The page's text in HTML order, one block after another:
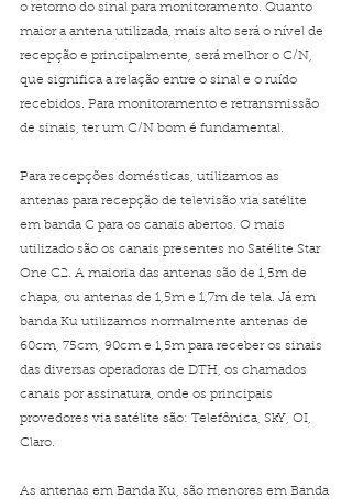
o retorno do sinal para monitoramento. Quanto
maior a antena utilizada, mais alto será o nível de
recepção e principalmente, será melhor o C/N,
que significa a relação entre o sinal e o ruído
recebidos. Para monitoramento e retransmissão
de sinais, ter um C/N bom é fundamental.
Para recepções domésticas, utilizamos as
antenas para recepção de televisão via satélite
em banda C para os canais abertos. O mais
utilizado são os canais presentes no Satélite Star
One C2. A maioria das antenas são de 1,5m de
chapa, ou antenas de 1,5m e 1,7m de tela. Já em
banda Ku utilizamos normalmente antenas de
60cm, 75cm, 90cm e 1,5m para receber os sinais
das diversas operadoras de DTH, os chamados
canais por assinatura, onde os principais
provedores via satélite são: Telefônica, SkY, OI,
Claro.
As antenas em Banda Ku, são menores em Banda